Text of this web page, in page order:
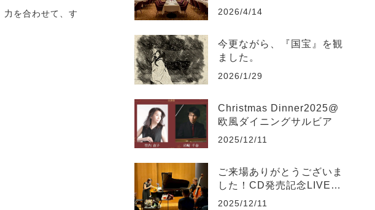
き比べ』@如水会館Jupiter
2026/4/14
今更ながら、『国宝』を観
ました。
2026/1/29
Christmas Dinner2025@
欧風ダイニングサルビア
2025/12/11
ご来場ありがとうございま
した！CD発売記念LIVE20
25
2025/12/11